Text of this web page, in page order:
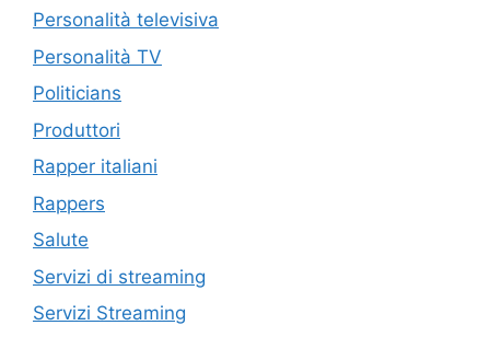
Personalità televisiva
Personalità TV
Politicians
Produttori
Rapper italiani
Rappers
Salute
Servizi di streaming
Servizi Streaming